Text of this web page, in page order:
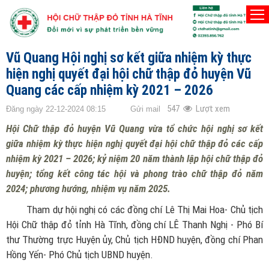
TRANG CHỦ
Vũ Quang Hội nghị sơ kết giữa nhiệm kỳ thực
hiện nghị quyết đại hội chữ thập đỏ huyện Vũ
Quang các cấp nhiệm kỳ 2021 – 2026
Đăng ngày 22-12-2024 08:15 Gửi mail 547 Lượt xem
Hội Chữ thập đỏ huyện Vũ Quang vừa tổ chức hội nghị sơ kết
giữa nhiệm kỳ thực hiện nghị quyết đại hội chữ thập đỏ các cấp
nhiệm kỳ 2021 – 2026; kỷ niệm 20 năm thành lập hội chữ thập đỏ
huyện; tổng kết công tác hội và phong trào chữ thập đỏ năm
2024; phương hướng, nhiệm vụ năm 2025.
Tham dự hội nghị có các đồng chí Lê Thị Mai Hoa- Chủ tịch
Hội Chữ thập đỏ tỉnh Hà Tĩnh, đồng chí LÊ Thanh Nghị - Phó Bí
thư Thường trực Huyện ủy, Chủ tịch HĐND huyện, đồng chí Phan
Hồng Yến- Phó Chủ tịch UBND huyện.